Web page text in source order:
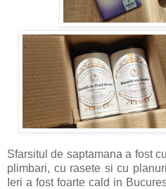
Sfarsitul de saptamana a fost
plimbari, cu rasete si cu
Ieri a fost foarte cald in